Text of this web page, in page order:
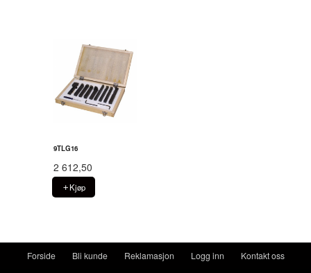
9TLG16
2 612,50
Kjøp
Forside Bli kunde Reklamasjon Logg inn Kontakt oss